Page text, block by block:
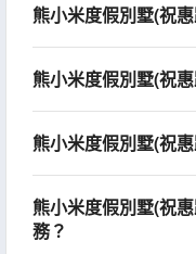
熊小米度假別墅(祝
熊小米度假別墅(祝
熊小米度假別墅(祝
熊小米度假別墅(祝
務？